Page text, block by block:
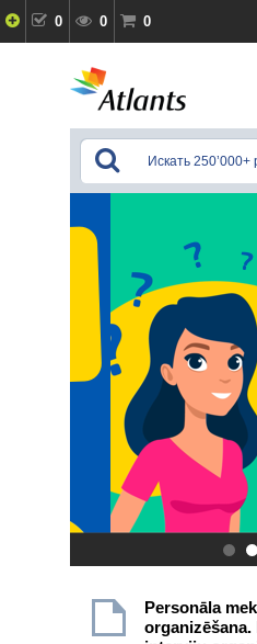
0 0 0
.
Personāla
organizēšana.